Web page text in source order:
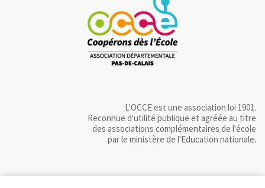
L'OCCE est une association loi 1901.
Reconnue d'utilité publique et agréée au titre
des associations complémentaires de l'école
par le ministère de l'Education nationale.